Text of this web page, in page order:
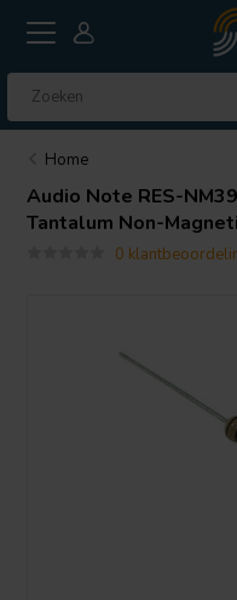
Home
Audio Note RES-
Tantalum Non-
0